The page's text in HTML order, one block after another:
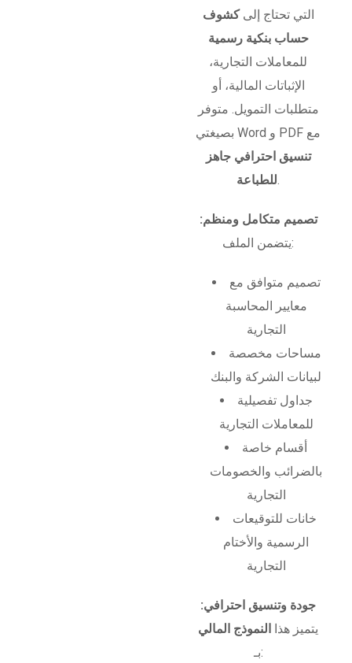
التي تحتاج إلىكشوف
حساب بنكية رسمية
للمعاملات التجارية،
الإثباتات المالية، أو
متطلبات التمويل. متوفر
بصيغتي Word و PDF مع
تنسيق احترافي جاهز
للطباعة.
تصميم متكامل ومنظم:
يتضمن الملف:
تصميم متوافق مع
معايير المحاسبة
التجارية
مساحات مخصصة
لبيانات الشركة والبنك
جداول تفصيلية
للمعاملات التجارية
أقسام خاصة
بالضرائب والخصومات
التجارية
خانات للتوقيعات
الرسمية والأختام
التجارية
جودة وتنسيق احترافي:
يتميز هذا
النموذج المالي
بـ: